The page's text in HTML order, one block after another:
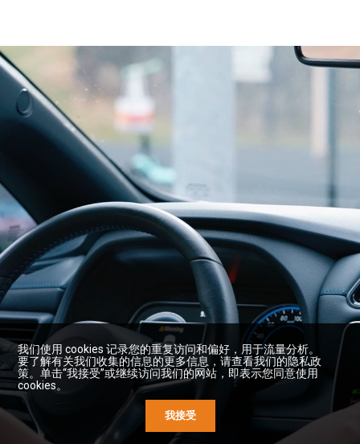
我们使用 cookies 记录您的重复访问和偏好，用于流量分析。
要了解有关我们收集的信息的更多信息，请查看我们的隐私政
策。单击“我接受”或继续访问我们的网站，即表示您同意使用
cookies。
我接受